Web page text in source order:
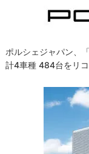
ポルシェジャパン、
計4車種 484台をリ